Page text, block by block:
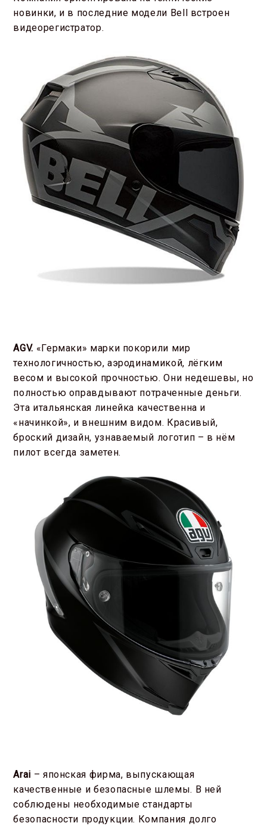
новинки, и в последние модели Bell встроен
видеорегистратор.
AGV. «Гермаки» марки покорили мир
технологичностью, аэродинамикой, лёгким
весом и высокой прочностью. Они недешевы, но
полностью оправдывают потраченные деньги.
Эта итальянская линейка качественна и
«начинкой», и внешним видом. Красивый,
броский дизайн, узнаваемый логотип – в нём
пилот всегда заметен.
Arai – японская фирма, выпускающая
качественные и безопасные шлемы. В ней
соблюдены необходимые стандарты
безопасности продукции. Компания долго